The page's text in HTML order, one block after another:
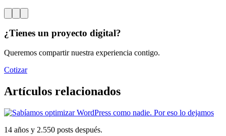
¿Tienes un proyecto digital?
Queremos compartir nuestra experiencia contigo.
Cotizar
Artículos relacionados
14 años y 2.550 posts después.